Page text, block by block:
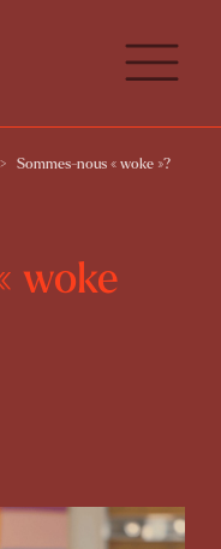
Sommes-nous « woke »?
woke